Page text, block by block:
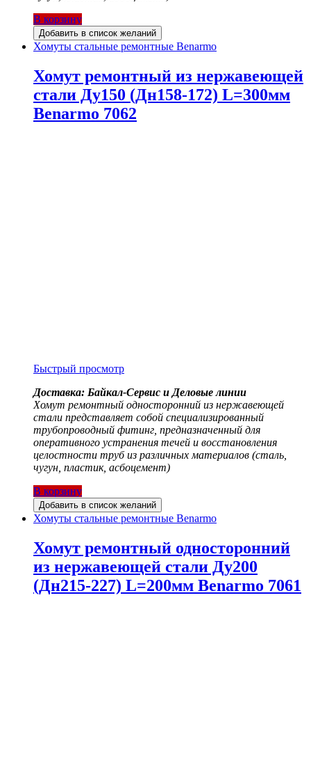
В корзину
Добавить в список желаний
Хомуты стальные ремонтные Benarmo
Хомут ремонтный из нержавеющей
стали Ду150 (Дн158-172) L=300мм
Benarmo 7062
Быстрый просмотр
Доставка: Байкал-Сервис и Деловые линии
Хомут ремонтный односторонний из нержавеющей
стали представляет собой специализированный
трубопроводный фитинг, предназначенный для
оперативного устранения течей и восстановления
целостности труб из различных материалов (сталь,
чугун, пластик, асбоцемент)
В корзину
Добавить в список желаний
Хомуты стальные ремонтные Benarmo
Хомут ремонтный односторонний
из нержавеющей стали Ду200
(Дн215-227) L=200мм Benarmo 7061